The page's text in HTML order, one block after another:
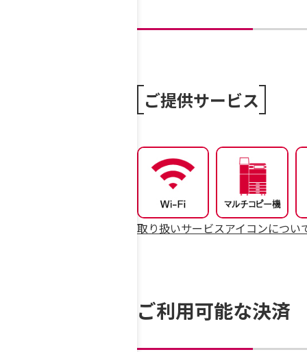
ご提供サービス
取り扱いサービスアイコンについ
ご利用可能な決済